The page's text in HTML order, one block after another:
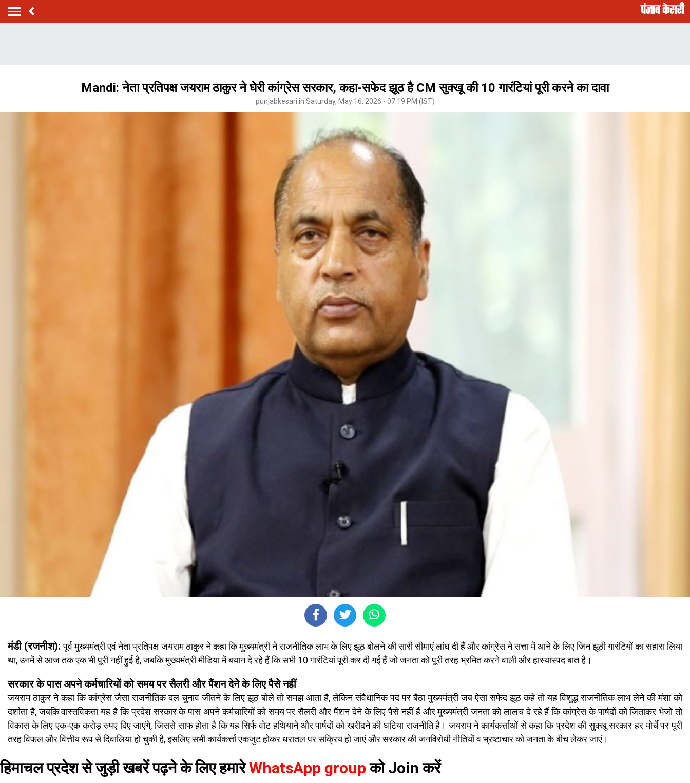
Mandi: नेता प्रतिपक्ष जयराम ठाकुर ने घेरी कांग्रेस सरकार, कहा-सफेद झूठ है CM सुक्खू की 10 गारंटियां पूरी करने का दावा
punjabkesari.in Saturday, May 16, 2026 - 07:19 PM (IST)
मंडी (रजनीश): ​पूर्व मुख्यमंत्री एवं नेता प्रतिपक्ष जयराम ठाकुर ने कहा कि मुख्यमंत्री ने राजनीतिक लाभ के लिए झूठ बोलने की सारी सीमाएं लांघ दी हैं और कांग्रेस ने सत्ता में आने के लिए जिन झूठी गारंटियों का सहारा लिया
था, उनमें से आज तक एक भी पूरी नहीं हुई है, जबकि मुख्यमंत्री मीडिया में बयान दे रहे हैं कि सभी 10 गारंटियां पूरी कर दी गई हैं जो जनता को पूरी तरह भ्रमित करने वाली और हास्यास्पद बात है।
सरकार के पास अपने कर्मचारियों को समय पर सैलरी और पैंशन देने के लिए पैसे नहीं
जयराम ठाकुर ने कहा कि कांग्रेस जैसा राजनीतिक दल चुनाव जीतने के लिए झूठ बोले तो समझ आता है, लेकिन संवैधानिक पद पर बैठा मुख्यमंत्री जब ऐसा सफेद झूठ कहे तो यह विशुद्ध राजनीतिक लाभ लेने की मंशा को
दर्शाता है, जबकि वास्तविकता यह है कि प्रदेश सरकार के पास अपने कर्मचारियों को समय पर सैलरी और पैंशन देने के लिए पैसे नहीं हैं और मुख्यमंत्री जनता को लालच दे रहे हैं कि कांग्रेस के पार्षदों को जिताकर भेजो तो
विकास के लिए एक-एक करोड़ रुपए दिए जाएंगे, जिससे साफ होता है कि यह सिर्फ वोट हथियाने और पार्षदों को खरीदने की घटिया राजनीति है। जयराम ने कार्यकर्त्ताओं से कहा कि प्रदेश की सुक्खू सरकार हर मोर्चे पर पूरी
तरह विफल और वित्तीय रूप से दिवालिया हो चुकी है, इसलिए सभी कार्यकर्त्ता एकजुट होकर धरातल पर सक्रिय हो जाएं और सरकार की जनविरोधी नीतियों व भ्रष्टाचार को जनता के बीच लेकर जाएं।
हिमाचल प्रदेश से जुड़ी खबरें पढ़ने के लिए हमारेWhatsApp groupको Join करें